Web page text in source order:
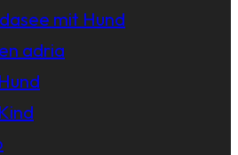
mit Hund
adria